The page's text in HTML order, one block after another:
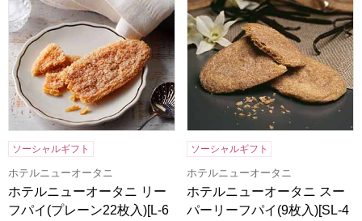
ソーシャルギフト
ホテルニューオータニ
ホテルニューオータニ リー
フパイ(プレーン22枚入)[L-6
ソーシャルギフト
ホテルニューオータニ
ホテルニューオータニ スー
パーリーフパイ(9枚入)[SL-4